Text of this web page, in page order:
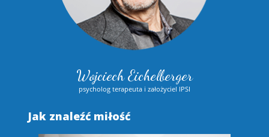
Wojciech Eichelberger
psycholog terapeuta i założyciel IPSI
Jak znaleźć miłość